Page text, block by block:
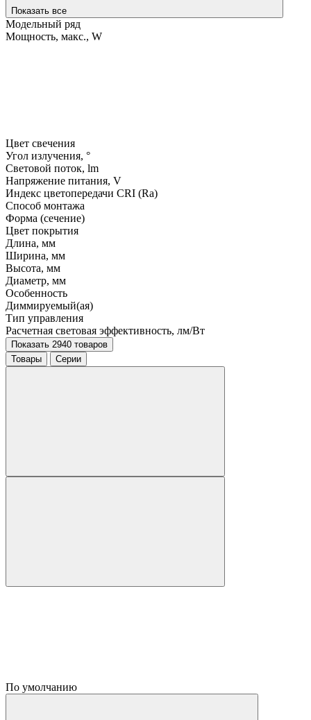
Показать все
Модельный ряд
Мощность, макс., W
Цвет свечения
Угол излучения, °
Световой поток, lm
Напряжение питания, V
Индекс цветопередачи CRI (Ra)
Способ монтажа
Форма (сечение)
Цвет покрытия
Длина, мм
Ширина, мм
Высота, мм
Диаметр, мм
Особенность
Диммируемый(ая)
Тип управления
Расчетная световая эффективность, лм/Вт
Показать 2940 товаров
Товары
Серии
По умолчанию